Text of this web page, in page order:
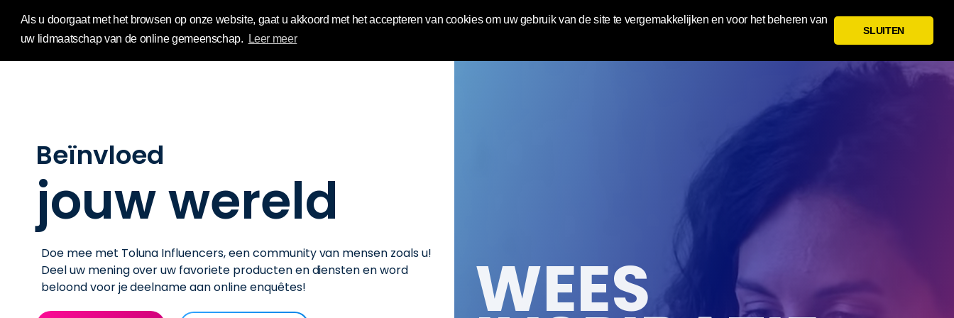
Als u doorgaat met het browsen op onze website, gaat u akkoord met het accepteren van cookies om uw gebruik van de site te vergemakkelijken en voor het beheren van
uw lidmaatschap van de online gemeenschap.
Leer meer
SLUITEN
Influence Your World | Toluna
Beïnvloed
jouw wereld
Doe mee met Toluna Influencers, een community van mensen zoals u!
Deel uw mening over uw favoriete producten en diensten en word
beloond voor je deelname aan online enquêtes!
WEES